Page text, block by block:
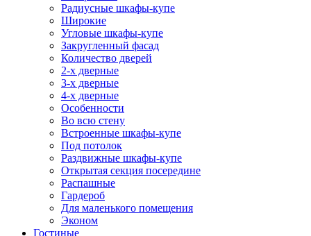
Радиусные шкафы-купе
Широкие
Угловые шкафы-купе
Закругленный фасад
Количество дверей
2-х дверные
3-х дверные
4-х дверные
Особенности
Во всю стену
Встроенные шкафы-купе
Под потолок
Раздвижные шкафы-купе
Открытая секция посередине
Распашные
Гардероб
Для маленького помещения
Эконом
Гостиные